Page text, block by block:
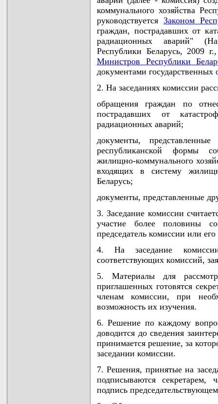
коммунального хозяйства
руководствуется Законом
граждан, пострадавших от
радиационных аварий"
Республики Беларусь, 2009
Министров Республики
документами государственных
2. На заседаниях комиссии
обращения граждан по
пострадавших от
радиационных аварий;
документы,
республиканской формы
жилищно-коммунального
входящих в систему
Беларусь;
документы, представленные
3. Заседание комиссии
участие более половины
председатель комиссии или его
4. На заседание комиссии
соответствующих комиссий,
5. Материалы для
приглашенных готовятся
членам комиссии, при
возможность их изучения.
6. Решение по каждому
доводится до сведения
принимается решение, за
заседании комиссии.
7. Решения, принятые на
подписываются секретарем,
подпись